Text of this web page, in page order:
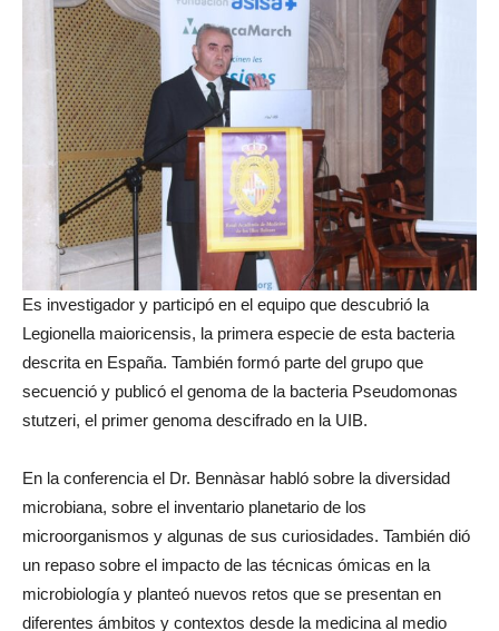
Es investigador y participó en el equipo que descubrió la
Legionella maioricensis, la primera especie de esta bacteria
descrita en España. También formó parte del grupo que
secuenció y publicó el genoma de la bacteria Pseudomonas
stutzeri, el primer genoma descifrado en la UIB.
En la conferencia el Dr. Bennàsar habló sobre la diversidad
microbiana, sobre el inventario planetario de los
microorganismos y algunas de sus curiosidades. También dió
un repaso sobre el impacto de las técnicas ómicas en la
microbiología y planteó nuevos retos que se presentan en
diferentes ámbitos y contextos desde la medicina al medio